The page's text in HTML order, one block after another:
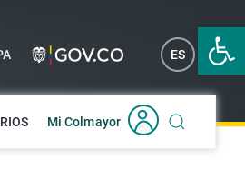
Abrir
ES EN
Mi Colmayor